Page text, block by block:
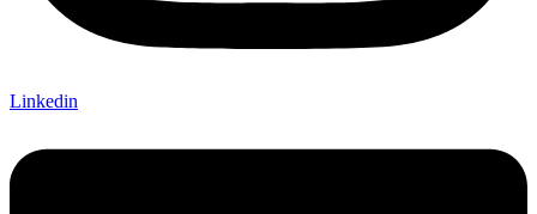
Linkedin